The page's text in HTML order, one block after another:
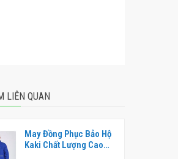
LIÊN QUAN
May Đồng Phục Bảo Hộ
Kaki Chất Lượng Cao